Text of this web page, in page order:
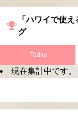
「ハワイで使
グ
Today
現在集計中です。